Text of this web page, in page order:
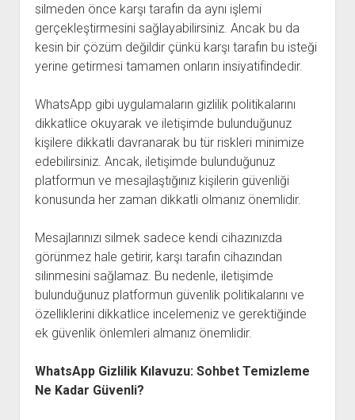
silmeden önce karşı tarafın da aynı işlemi
gerçekleştirmesini sağlayabilirsiniz. Ancak bu da
kesin bir çözüm değildir çünkü karşı tarafın bu isteği
yerine getirmesi tamamen onların insiyatifindedir.
WhatsApp gibi uygulamaların gizlilik politikalarını
dikkatlice okuyarak ve iletişimde bulunduğunuz
kişilere dikkatli davranarak bu tür riskleri minimize
edebilirsiniz. Ancak, iletişimde bulunduğunuz
platformun ve mesajlaştığınız kişilerin güvenliği
konusunda her zaman dikkatli olmanız önemlidir.
Mesajlarınızı silmek sadece kendi cihazınızda
görünmez hale getirir, karşı tarafın cihazından
silinmesini sağlamaz. Bu nedenle, iletişimde
bulunduğunuz platformun güvenlik politikalarını ve
özelliklerini dikkatlice incelemeniz ve gerektiğinde
ek güvenlik önlemleri almanız önemlidir.
WhatsApp Gizlilik Kılavuzu: Sohbet Temizleme
Ne Kadar Güvenli?